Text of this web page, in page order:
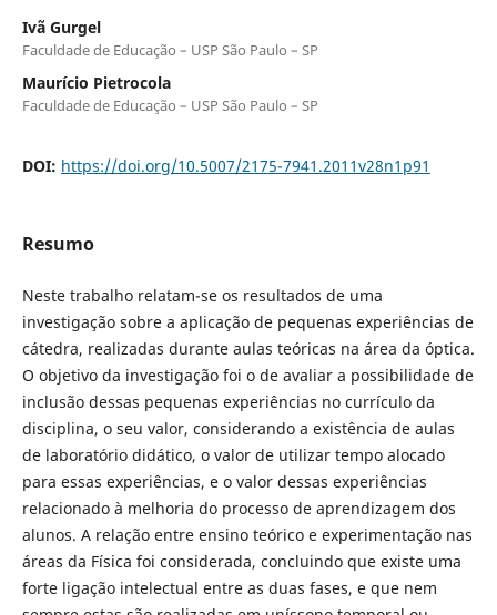
Ivã Gurgel
Faculdade de Educação – USP São Paulo – SP
Maurício Pietrocola
Faculdade de Educação – USP São Paulo – SP
DOI: https://doi.org/10.5007/2175-7941.2011v28n1p91
Resumo
Neste trabalho relatam-se os resultados de uma
investigação sobre a aplicação de pequenas experiências de
cátedra, realizadas durante aulas teóricas na área da óptica.
O objetivo da investigação foi o de avaliar a possibilidade de
inclusão dessas pequenas experiências no currículo da
disciplina, o seu valor, considerando a existência de aulas
de laboratório didático, o valor de utilizar tempo alocado
para essas experiências, e o valor dessas experiências
relacionado à melhoria do processo de aprendizagem dos
alunos. A relação entre ensino teórico e experimentação nas
áreas da Física foi considerada, concluindo que existe uma
forte ligação intelectual entre as duas fases, e que nem